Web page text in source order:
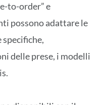
to-order” e
possono adattare le
specifiche,
delle prese, i modelli